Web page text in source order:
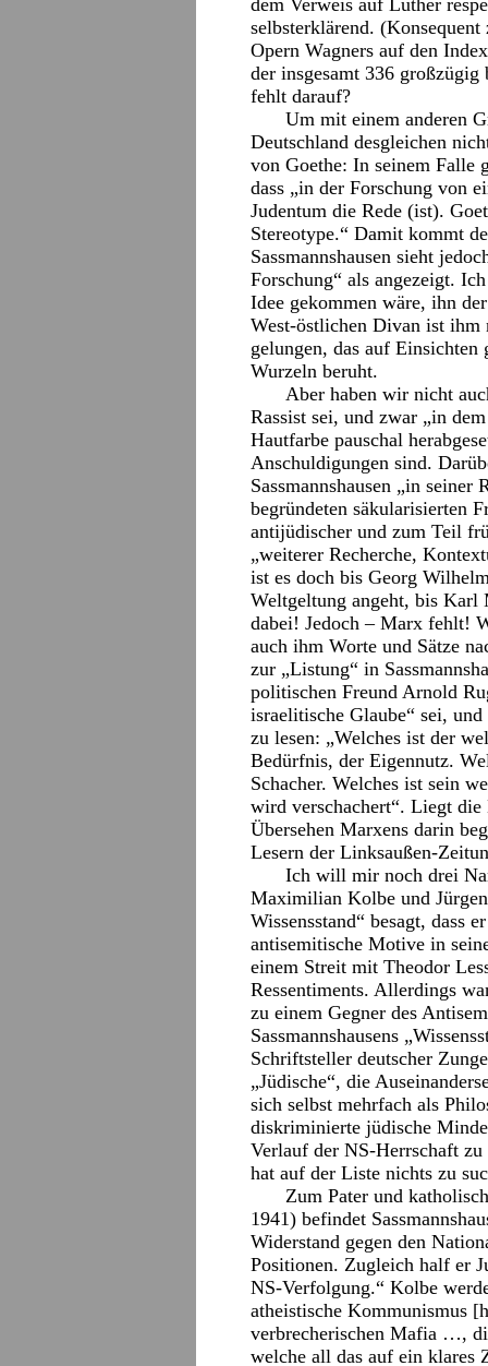
dem Verweis auf Luther
selbsterklärend.
Opern Wagners auf den
der insgesamt 336
fehlt darauf?
Um mit einem anderen
Deutschland desgleichen
von Goethe: In seinem Falle
dass „in der Forschung von
Judentum die Rede (ist).
Stereotype.“ Damit kommt
Sassmannshausen sieht
Forschung“ als angezeigt.
Idee gekommen wäre, ihn
West-östlichen Divan ist ihm
gelungen, das auf
Wurzeln beruht.
Aber haben wir nicht
Rassist sei, und zwar „in
Hautfarbe pauschal
Anschuldigungen sind.
Sassmannshausen „in
begründeten säkularisierten
antijüdischer und zum Teil
„weiterer Recherche,
ist es doch bis Georg
Weltgeltung angeht, bis
dabei! Jedoch – Marx fehlt!
auch ihm Worte und Sätze
zur „Listung“ in
politischen Freund Arnold
israelitische Glaube“ sei,
zu lesen: „Welches ist der
Bedürfnis, der Eigennutz.
Schacher. Welches ist sein
wird verschachert“. Liegt
Übersehen Marxens darin
Lesern der Linksaußen-
Ich will mir noch drei
Maximilian Kolbe und
Wissensstand“ besagt, dass
antisemitische Motive in
einem Streit mit Theodor
Ressentiments. Allerdings
zu einem Gegner des
Sassmannshausens
Schriftsteller deutscher
„Jüdische“, die
sich selbst mehrfach als
diskriminierte jüdische
Verlauf der NS-Herrschaft
hat auf der Liste nichts zu
Zum Pater und
1941) befindet
Widerstand gegen den
Positionen. Zugleich half er
NS-Verfolgung.“ Kolbe
atheistische Kommunismus
verbrecherischen Mafia …,
welche all das auf ein klares